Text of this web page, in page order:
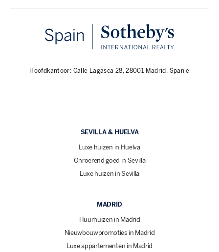
Hoofdkantoor: Calle Lagasca 28, 28001 Madrid, Spanje
SEVILLA & HUELVA
Luxe huizen in Huelva
Onroerend goed in Sevilla
Luxe huizen in Sevilla
MADRID
Huurhuizen in Madrid
Nieuwbouwpromoties in Madrid
Luxe appartementen in Madrid